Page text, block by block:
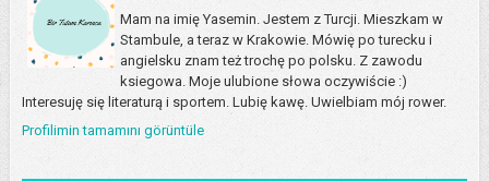
Mam na imię Yasemin. Jestem z Turcji. Mieszkam w
Stambule, a teraz w Krakowie. Mówię po turecku i
angielsku znam też trochę po polsku. Z zawodu
ksiegowa. Moje ulubione słowa oczywiście :)
Interesuję się literaturą i sportem. Lubię kawę. Uwielbiam mój rower.
Profilimin tamamını görüntüle